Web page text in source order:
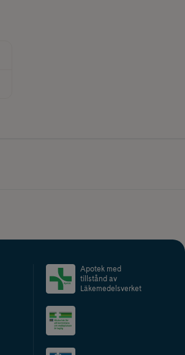
Apotek med
tillstånd av
Läkemedelsverket